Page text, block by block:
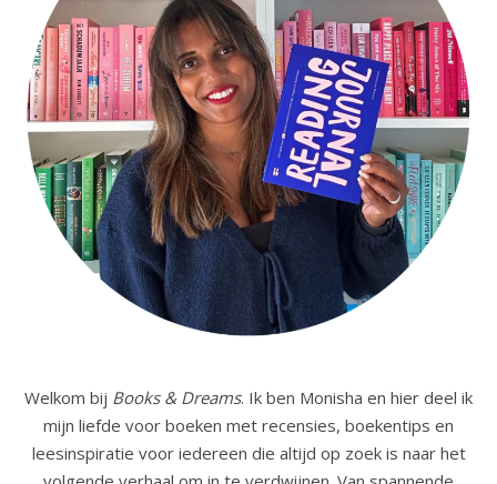
Welkom bij Books & Dreams. Ik ben Monisha en hier deel ik
mijn liefde voor boeken met recensies, boekentips en
leesinspiratie voor iedereen die altijd op zoek is naar het